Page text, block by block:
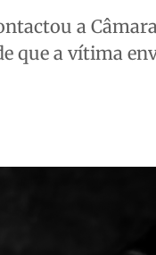
a
que a vítima